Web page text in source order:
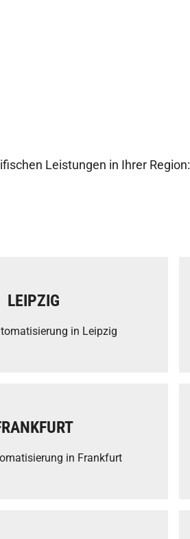
Leistungen in Ihrer Region:
LEIPZIG
in Leipzig
in Frankfurt